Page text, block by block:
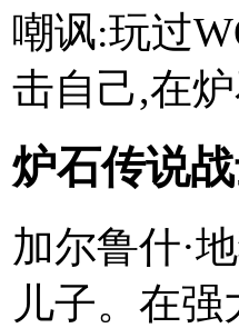
嘲讽:玩过
击自己,在
炉石传说
加尔鲁什·
儿子。在